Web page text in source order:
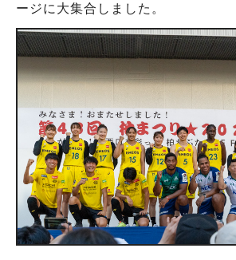
ージに大集合しました。